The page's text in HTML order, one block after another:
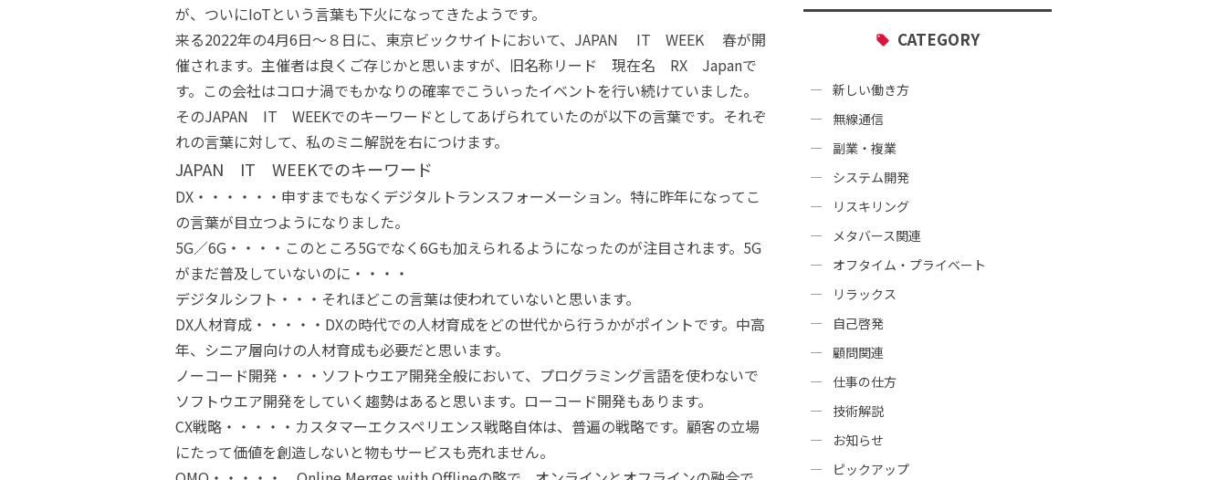
が、ついにIoTという言葉も下火になってきたようです。
来る2022年の4月6日～８日に、東京ビックサイトにおいて、JAPAN IT WEEK 春が開
催されます。主催者は良くご存じかと思いますが、旧名称リード 現在名 RX Japanで
す。この会社はコロナ渦でもかなりの確率でこういったイベントを行い続けていました。
そのJAPAN IT WEEKでのキーワードとしてあげられていたのが以下の言葉です。それぞ
れの言葉に対して、私のミニ解説を右につけます。
JAPAN IT WEEKでのキーワード
DX・・・・・・申すまでもなくデジタルトランスフォーメーション。特に昨年になってこ
の言葉が目立つようになりました。
5G／6G・・・・このところ5Gでなく6Gも加えられるようになったのが注目されます。5G
がまだ普及していないのに・・・・
デジタルシフト・・・それほどこの言葉は使われていないと思います。
DX人材育成・・・・・DXの時代での人材育成をどの世代から行うかがポイントです。中高
年、シニア層向けの人材育成も必要だと思います。
ノーコード開発・・・ソフトウエア開発全般において、プログラミング言語を使わないで
ソフトウエア開発をしていく趨勢はあると思います。ローコード開発もあります。
CX戦略・・・・・カスタマーエクスペリエンス戦略自体は、普遍の戦略です。顧客の立場
にたって価値を創造しないと物もサービスも売れません。
CATEGORY
新しい働き方
無線通信
副業・複業
システム開発
リスキリング
メタバース関連
オフタイム・プライベート
リラックス
自己啓発
顧問関連
仕事の仕方
技術解説
お知らせ
ピックアップ